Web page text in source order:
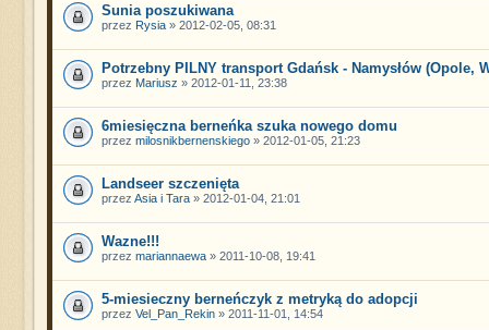
Sunia poszukiwana
przez Rysia» 2012-02-05, 08:31
Potrzebny PILNY transport Gdańsk - Namysłów (Opole,
przez Mariusz » 2012-01-11, 23:38
6miesięczna berneńka szuka nowego domu
przez milosnikbernenskiego» 2012-01-05, 21:23
Landseer szczenięta
przez Asia i Tara» 2012-01-04, 21:01
Wazne!!!
przez mariannaewa» 2011-10-08, 19:41
5-miesieczny berneńczyk z metryką do adopcji
przez Vel_Pan_Rekin» 2011-11-01, 14:54